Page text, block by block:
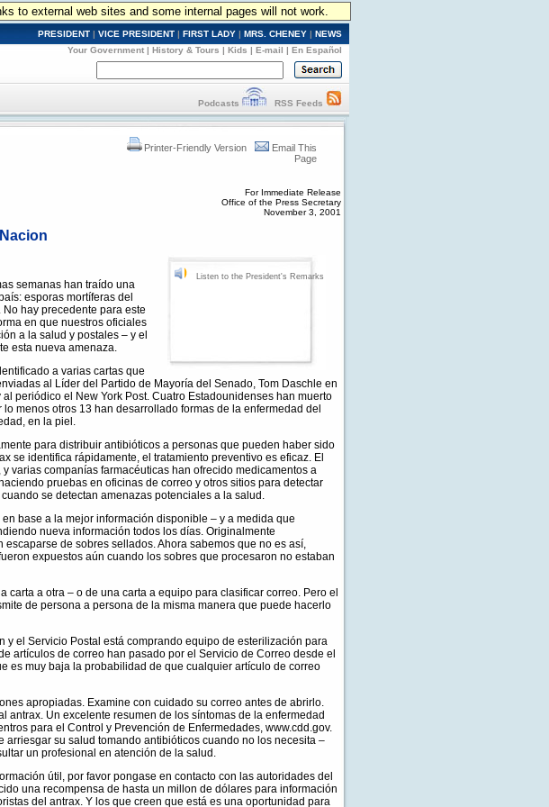
to external web sites and some internal pages will not work.
PRESIDENT | VICE PRESIDENT | FIRST LADY | MRS. CHENEY | NEWS
Your Government | History & Tours | Kids | E-mail | En Español
Podcasts RSS Feeds
Printer-Friendly Version
Email This
Page
For Immediate Release
Office of the Press Secretary
November 3, 2001
Listen to the President's Remarks
semanas han traído una
esporas mortíferas del
hay precedente para este
en que nuestros oficiales
a la salud y postales – y el
esta nueva amenaza.
a varias cartas que
al Líder del Partido de Mayoría del Senado, Tom Daschle en
periódico el New York Post. Cuatro Estadounidenses han muerto
menos otros 13 han desarrollado formas de la enfermedad del
en la piel.
para distribuir antibióticos a personas que pueden haber sido
se identifica rápidamente, el tratamiento preventivo es eficaz. El
varias companías farmacéuticas han ofrecido medicamentos a
pruebas en oficinas de correo y otros sitios para detectar
se detectan amenazas potenciales a la salud.
base a la mejor información disponible – y a medida que
nueva información todos los días. Originalmente
de sobres sellados. Ahora sabemos que no es así,
expuestos aún cuando los sobres que procesaron no estaban
a otra – o de una carta a equipo para clasificar correo. Pero el
de persona a persona de la misma manera que puede hacerlo
y el Servicio Postal está comprando equipo de esterilización para
artículos de correo han pasado por el Servicio de Correo desde el
es muy baja la probabilidad de que cualquier artículo de correo
apropiadas. Examine con cuidado su correo antes de abrirlo.
antrax. Un excelente resumen de los síntomas de la enfermedad
para el Control y Prevención de Enfermedades, www.cdd.gov.
arriesgar su salud tomando antibióticos cuando no los necesita –
un profesional en atención de la salud.
útil, por favor pongase en contacto con las autoridades del
una recompensa de hasta un millon de dólares para información
del antrax. Y los que creen que está es una oportunidad para